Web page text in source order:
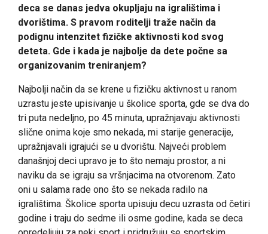
deca se danas jedva okupljaju na igralištima i
dvorištima. S pravom roditelji traže način da
podignu intenzitet fizičke aktivnosti kod svog
deteta. Gde i kada je najbolje da dete počne sa
organizovanim treniranjem?
Najbolji način da se krene u fizičku aktivnost u ranom
uzrastu jeste upisivanje u školice sporta, gde se dva do
tri puta nedeljno, po 45 minuta, upražnjavaju aktivnosti
slične onima koje smo nekada, mi starije generacije,
upražnjavali igrajući se u dvorištu. Najveći problem
današnjoj deci upravo je to što nemaju prostor, a ni
naviku da se igraju sa vršnjacima na otvorenom. Zato
oni u salama rade ono što se nekada radilo na
igralištima. Školice sporta upisuju decu uzrasta od četiri
godine i traju do sedme ili osme godine, kada se deca